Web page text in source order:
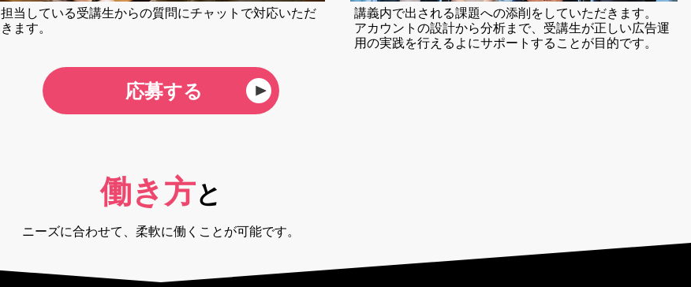
担当している受講生からの質問にチャットで対応いただ
きます。
講義内で出される課題への添削をしていただきます。
アカウントの設計から分析まで、受講生が正しい広告運
用の実践を行えるよにサポートすることが目的です。
応募する
働き方と
ニーズに合わせて、柔軟に働くことが可能です。